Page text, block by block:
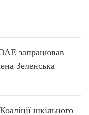
запрацював
Зеленська
шкільного